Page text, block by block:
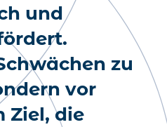
und
zu
vor
Ziel, die